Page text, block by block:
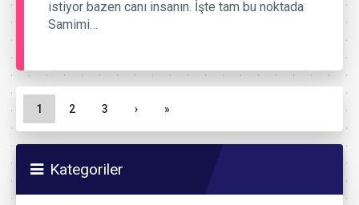
istiyor bazen canı insanın. İşte tam bu noktada
Samimi…
Sayfa gezinme
Geçerli Sayfa
1 Sayfa
2 Sayfa
3 › »
Kategoriler